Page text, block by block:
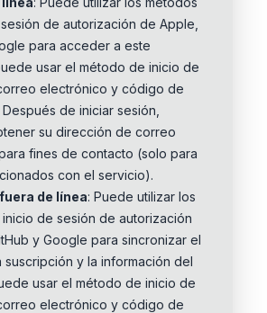
de autorización de Apple,
para acceder a este
usar el método de inicio de
electrónico y código de
de iniciar sesión,
su dirección de correo
fines de contacto (solo para
con el servicio).
de línea: Puede utilizar los
de sesión de autorización
y Google para sincronizar el
suscripción y la información del
usar el método de inicio de
electrónico y código de